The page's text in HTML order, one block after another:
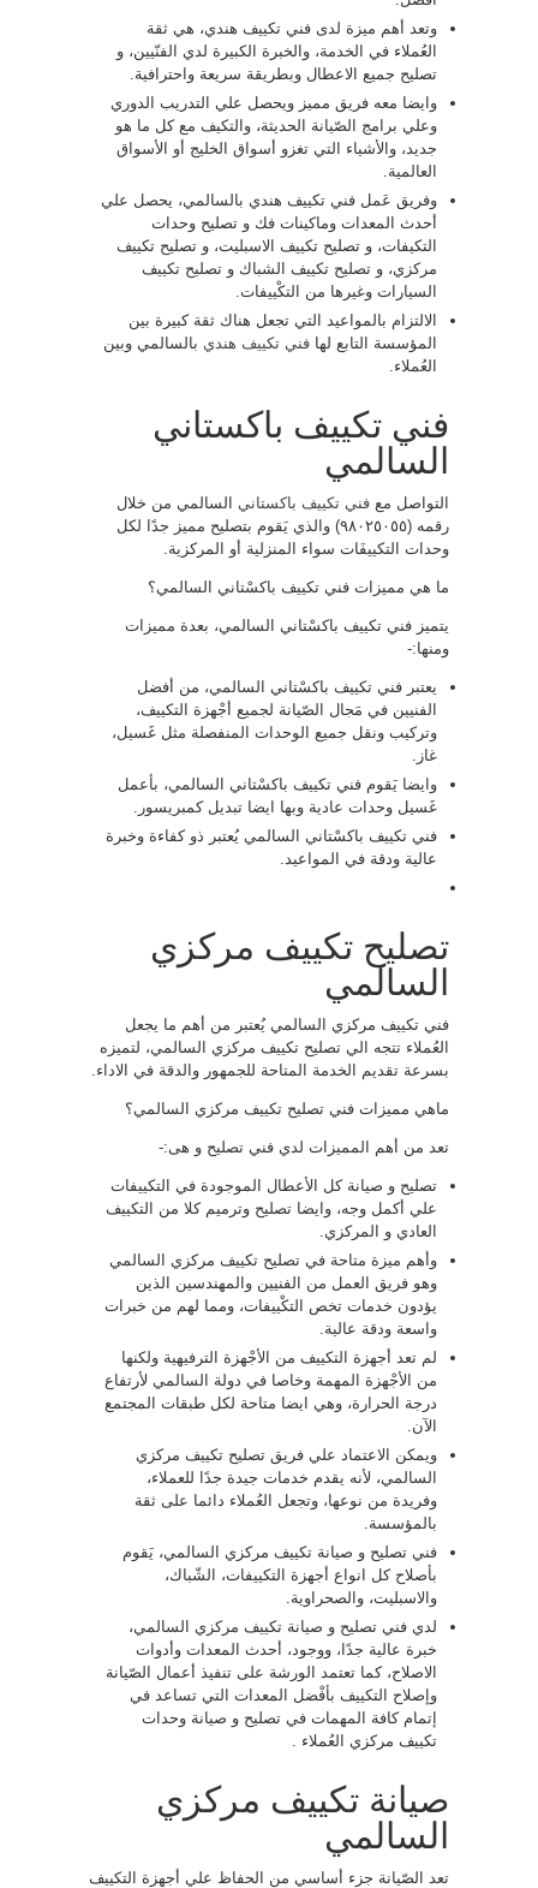
وتعد أهم ميزة لدى فني تكييف هندي، هي ثقة
العُملاء في الخدمة، والخبرة الكبيرة لدي الفنّيين، و
تصليح جميع الاعطال وبطريقة سريعة واحترافية.
وايضا معه فريق مميز ويحصل علي التدريب الدوري
وعلي برامج الصّيانة الحديثة، والتكيف مع كل ما هو
جديد، والأشياء التي تغزو أسواق الخليج أو الأسواق
العالمية.
وفريق عَمل فني تكييف هندي بالسالمي، يحصل علي
أحدث المعدات وماكينات فك و تصليح وحدات
التكيفات، و تصليح تكييف الاسبليت، و تصليح تكييف
مركزي، و تصليح تكييف الشباك و تصليح تكييف
السيارات وغيرها من التكْييفات.
الالتزام بالمواعيد التي تجعل هناك ثقة كبيرة بين
المؤسسة التابع لها فني تكييف هندي بالسالمي وبين
العُملاء.
فني تكييف باكستاني
السالمي
التواصل مع فني تكييف باكستاني السالمي من خلال
رقمه (٩٨٠٢٥٠٥٥) والذي يَقوم بتصليح مميز جدًا لكل
وحدات التكييفَات سواء المنزلية أو المركزية.
ما هي مميزات فني تكييف باكسْتاني السالمي؟
يتميز فني تكييف باكسْتاني السالمي، بعدة مميزات
ومنها:-
يعتبر فني تكييف باكسْتاني السالمي، من أفضل
الفنيين في مَجال الصّيانة لجميع أجْهزة التكييف،
وتركيب ونقل جميع الوحدات المنفصلة مثل غَسيل،
غاز.
وايضا يَقوم فني تكييف باكسْتاني السالمي، بأعمل
غَسيل وحدات عادية وبها ايضا تبديل كمبريسور.
فني تكييف باكسْتاني السالمي يُعتبر ذو كفاءة وخبرة
عالية ودقة في المواعيد.
تصليح تكييف مركزي
السالمي
فني تكييف مركزي السالمي يُعتبر من أهم ما يجعل
العُملاء تتجه الي تصليح تكييف مركزي السالمي، لتميزه
بسرعة تقديم الخدمة المتاحة للجمهور والدقة في الاداء.
ماهي مميزات فني تصليح تكييف مركزي السالمي؟
تعد من أهم المميزات لدي فني تصليح و هى:-
تصليح و صيانة كل الأعطال الموجودة في التكييفات
علي أكمل وجه، وايضا تصليح وترميم كلا من التكييف
العادي و المركزي.
وأهم ميزة متاحة في تصليح تكييف مركزي السالمي
وهو فريق العمل من الفنيين والمهندسين الذين
يؤدون خدمات تخص التكْييفات، ومما لهم من خبرات
واسعة ودقة عالية.
لم تعد أجهزة التكييف من الأجْهزة الترفيهية ولكنها
من الأجْهزة المهمة وخاصا في دولة السالمي لأرتفاع
درجة الحرارة، وهي ايضا متاحة لكل طبقات المجتمع
الآن.
ويمكن الاعتماد علي فريق تصليح تكييف مركزي
السالمي، لأنه يقدم خدمات جيدة جدًا للعملاء،
وفريدة من نوعها، وتجعل العُملاء دائما على ثقة
بالمؤسسة.
فني تصليح و صيانة تكييف مركزي السالمي، يَقوم
بأصلاح كل انواع أجهزة التكييفات، الشّباك،
والاسبليت، والصحراوية.
لدي فني تصليح و صيانة تكييف مركزي السالمي،
خبرة عالية جدًا، ووجود، أحدث المعدات وأدوات
الاصلاح، كما تعتمد الورشة على تنفيذ أعمال الصّيانة
وإصلاح التكييف بأفْضل المعدات التي تساعد في
إتمام كافة المهمات في تصليح و صيانة وحدات
تكييف مركزي العُملاء .
صيانة تكييف مركزي
السالمي
تعد الصّيانة جزء أساسي من الحفاظ علي أجهزة التكييف